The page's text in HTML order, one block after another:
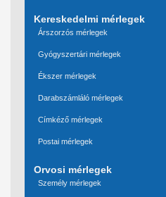
Kereskedelmi mérlegek
Árszorzós mérlegek
Gyógyszertári mérlegek
Ékszer mérlegek
Darabszámláló mérlegek
Címkéző mérlegek
Postai mérlegek
Orvosi mérlegek
Személy mérlegek